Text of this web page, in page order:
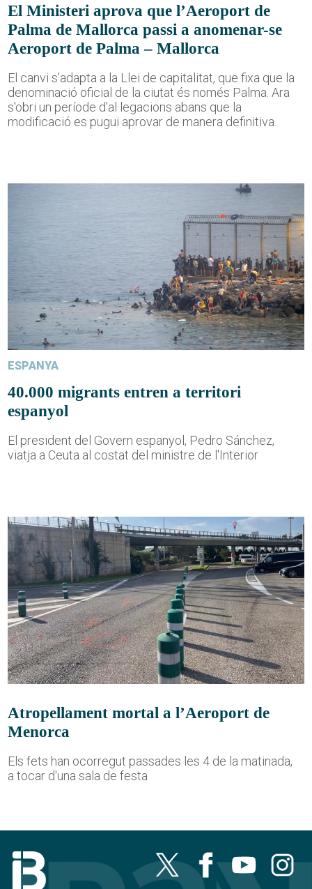
El Ministeri aprova que l’Aeroport de
Palma de Mallorca passi a anomenar-se
Aeroport de Palma – Mallorca
El canvi s'adapta a la Llei de capitalitat, que fixa que la
denominació oficial de la ciutat és només Palma. Ara
s'obri un període d'al·legacions abans que la
modificació es pugui aprovar de manera definitiva.
ESPANYA
40.000 migrants entren a territori
espanyol
El president del Govern espanyol, Pedro Sánchez,
viatja a Ceuta al costat del ministre de l'Interior
Atropellament mortal a l’Aeroport de
Menorca
Els fets han ocorregut passades les 4 de la matinada,
a tocar d'una sala de festa